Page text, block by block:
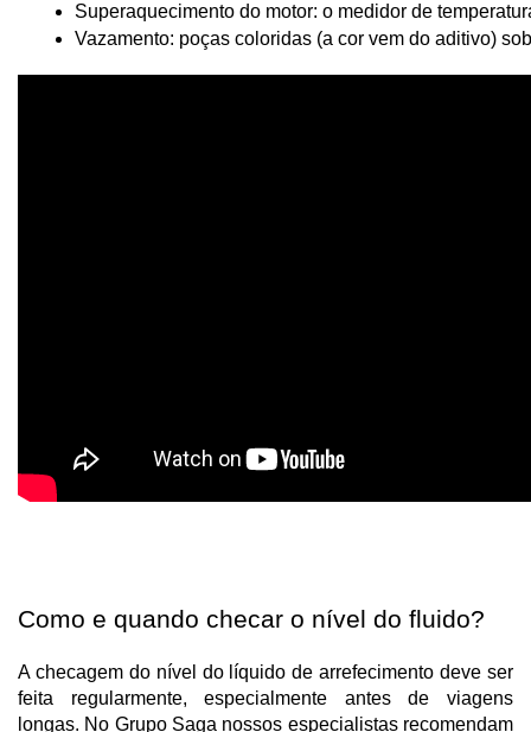
Superaquecimento do motor: o medidor de
Vazamento: poças coloridas (a cor vem do aditivo)
Como e quando checar o nível do fluido?
A checagem do nível do líquido de arrefecimento deve ser
feita regularmente, especialmente antes de viagens
longas. No Grupo Saga nossos especialistas recomendam